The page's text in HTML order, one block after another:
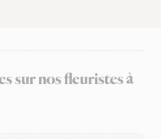
sur nos fleuristes à